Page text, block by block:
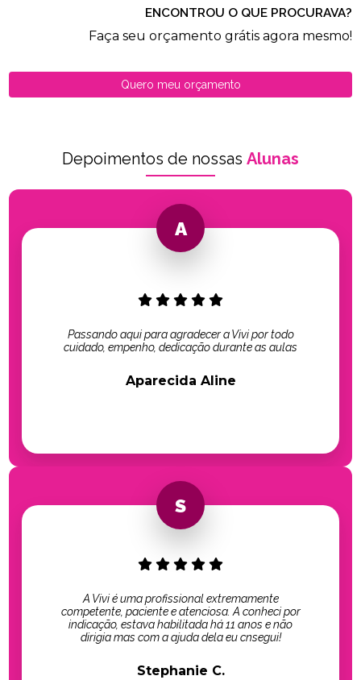
ENCONTROU O QUE PROCURAVA?
Faça seu orçamento grátis agora mesmo!
Quero meu orçamento
Depoimentos de nossas Alunas
Passando aqui para agradecer a Vivi por todo
cuidado, empenho, dedicação durante as aulas
Aparecida Aline
A Vivi é uma profissional extremamente
competente, paciente e atenciosa. A conheci por
indicação, estava habilitada há 11 anos e não
dirigia mas com a ajuda dela eu cnsegui!
Stephanie C.